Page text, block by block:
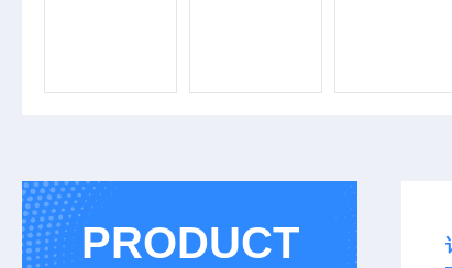
PRODUCT